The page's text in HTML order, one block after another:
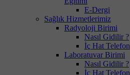
E-Dergi
Sağlık Hizmetlerimiz
Radyoloji Birimi
Nasıl Gidilir ?
İç Hat Telefon
Laboratuvar Birimi
Nasıl Gidilir ?
İç Hat Telefon